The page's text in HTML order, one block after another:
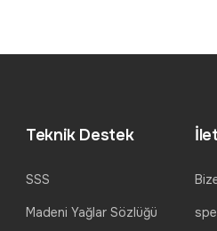
Teknik Destek
SSS
Madeni Yağlar Sözlüğü